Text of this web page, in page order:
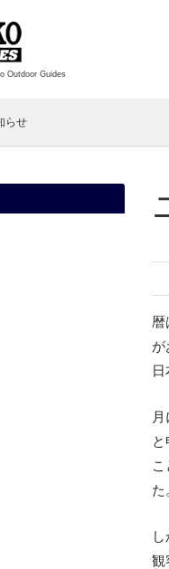
Outdoor Guides
らせ
暦
が
た
観